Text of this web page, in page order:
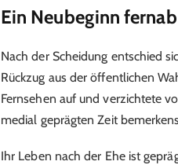
Ein Neubeginn
Nach der Scheidung entschied
Rückzug aus der öffentlichen
Fernsehen auf und verzichtete
medial geprägten Zeit
Ihr Leben nach der Ehe ist